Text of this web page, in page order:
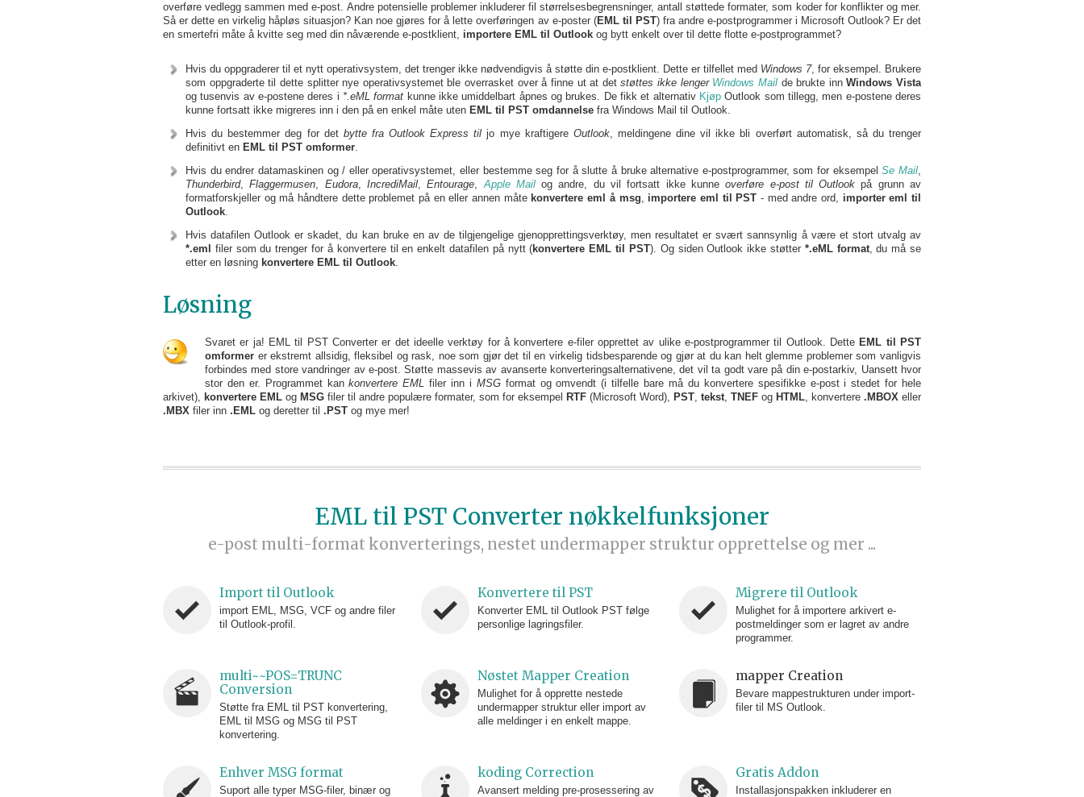
overføre vedlegg sammen med e-post. Andre potensielle problemer inkluderer fil størrelsesbegrensninger, antall støttede formater, som koder for konflikter og mer.
Så er dette en virkelig håpløs situasjon? Kan noe gjøres for å lette overføringen av e-poster (EML til PST) fra andre e-postprogrammer i Microsoft Outlook? Er det
en smertefri måte å kvitte seg med din nåværende e-postklient, importere EML til Outlook og bytt enkelt over til dette flotte e-postprogrammet?
Hvis du oppgraderer til et nytt operativsystem, det trenger ikke nødvendigvis å støtte din e-postklient. Dette er tilfellet med Windows 7, for eksempel. Brukere
som oppgraderte til dette splitter nye operativsystemet ble overrasket over å finne ut at detstøttes ikke lenger Windows Mailde brukte innWindows Vista
og tusenvis av e-postene deres i *.eML format kunne ikke umiddelbart åpnes og brukes. De fikk et alternativ Kjøp Outlook som tillegg, men e-postene deres
kunne fortsatt ikke migreres inn i den på en enkel måte uten EML til PST omdannelse fra Windows Mail til Outlook.
Hvis du bestemmer deg for det bytte fra Outlook Express til jo mye kraftigere Outlook, meldingene dine vil ikke bli overført automatisk, så du trenger
definitivt en EML til PST omformer.
Hvis du endrer datamaskinen og / eller operativsystemet, eller bestemme seg for å slutte å bruke alternative e-postprogrammer, som for eksempelSe Mail,
Thunderbird,Flaggermusen, Eudora, IncrediMail,Entourage,Apple Mailog andre, du vil fortsatt ikke kunneoverføre e-post til Outlook på grunn av
formatforskjeller og må håndtere dette problemet på en eller annen måte konvertere eml å msg, importere eml til PST - med andre ord, importer eml til
Outlook.
Hvis datafilen Outlook er skadet, du kan bruke en av de tilgjengelige gjenopprettingsverktøy, men resultatet er svært sannsynlig å være et stort utvalg av
*.eml filer som du trenger for å konvertere til en enkelt datafilen på nytt (konvertere EML til PST). Og siden Outlook ikke støtter *.eML format, du må se
etter en løsning konvertere EML til Outlook.
Løsning
Svaret er ja! EML til PST Converter er det ideelle verktøy for å konvertere e-filer opprettet av ulike e-postprogrammer til Outlook. Dette EML til PST
omformer er ekstremt allsidig, fleksibel og rask, noe som gjør det til en virkelig tidsbesparende og gjør at du kan helt glemme problemer som vanligvis
forbindes med store vandringer av e-post. Støtte massevis av avanserte konverteringsalternativene, det vil ta godt vare på din e-postarkiv, Uansett hvor
stor den er. Programmet kankonvertere EML filer inn i MSGformat og omvendt (i tilfelle bare må du konvertere spesifikke e-post i stedet for hele
arkivet), konvertere EML og MSG filer til andre populære formater, som for eksempel RTF (Microsoft Word), PST, tekst, TNEF og HTML, konvertere .MBOX eller
.MBX filer inn .EML og deretter til .PST og mye mer!
EML til PST Converter nøkkelfunksjoner
e-post multi-format konverterings, nestet undermapper struktur opprettelse og mer ...
Import til Outlook
import EML, MSG, VCF og andre filer
til Outlook-profil.
Konvertere til PST
Konverter EML til Outlook PST følge
personlige lagringsfiler.
Migrere til Outlook
Mulighet for å importere arkivert e-
postmeldinger som er lagret av andre
programmer.
multi~~POS=TRUNC
Conversion
Støtte fra EML til PST konvertering,
EML til MSG og MSG til PST
konvertering.
Nøstet Mapper Creation
Mulighet for å opprette nestede
undermapper struktur eller import av
alle meldinger i en enkelt mappe.
mapper Creation
Bevare mappestrukturen under import-
filer til MS Outlook.
Enhver MSG format
Suport alle typer MSG-filer, binær og
koding Correction
Avansert melding pre-prosessering av
Gratis Addon
Installasjonspakken inkluderer en